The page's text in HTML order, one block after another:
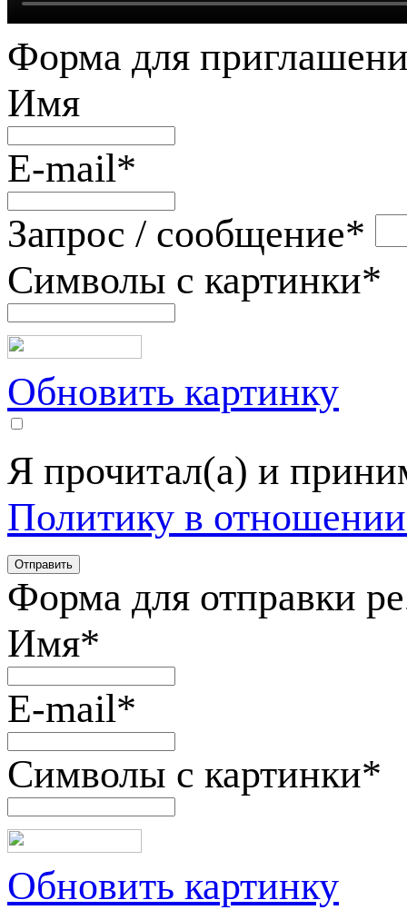
Форма для
Имя
E-mail*
Запрос / сообщение*
Символы с картинки*
Обновить картинку
Я прочитал(а) и
Политику в
Форма для отправки
Имя*
E-mail*
Символы с картинки*
Обновить картинку